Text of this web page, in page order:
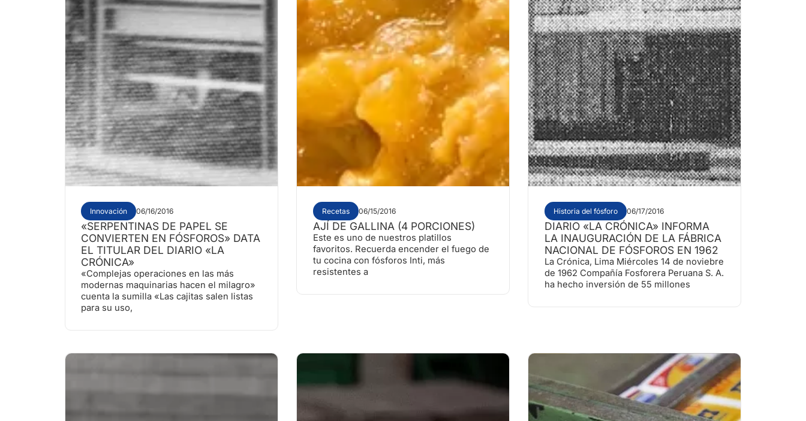
Innovación 06/16/2016
«SERPENTINAS DE PAPEL SE
CONVIERTEN EN FÓSFOROS» DATA
EL TITULAR DEL DIARIO «LA
CRÓNICA»
«Complejas operaciones en las más
modernas maquinarias hacen el milagro»
cuenta la sumilla «Las cajitas salen listas
para su uso,
Recetas 06/15/2016
AJÍ DE GALLINA (4 PORCIONES)
Este es uno de nuestros platillos
favoritos. Recuerda encender el fuego de
tu cocina con fósforos Inti, más
resistentes a
Historia del fósforo 06/17/2016
DIARIO «LA CRÓNICA» INFORMA
LA INAUGURACIÓN DE LA FÁBRICA
NACIONAL DE FÓSFOROS EN 1962
La Crónica, Lima Miércoles 14 de noviebre
de 1962 Compañía Fosforera Peruana S. A.
ha hecho inversión de 55 millones